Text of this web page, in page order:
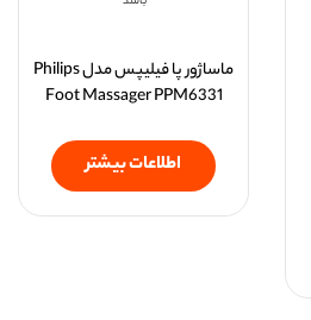
ماساژور پا فیلیپس مدل Philips
Foot Massager PPM6331
اطلاعات بیشتر